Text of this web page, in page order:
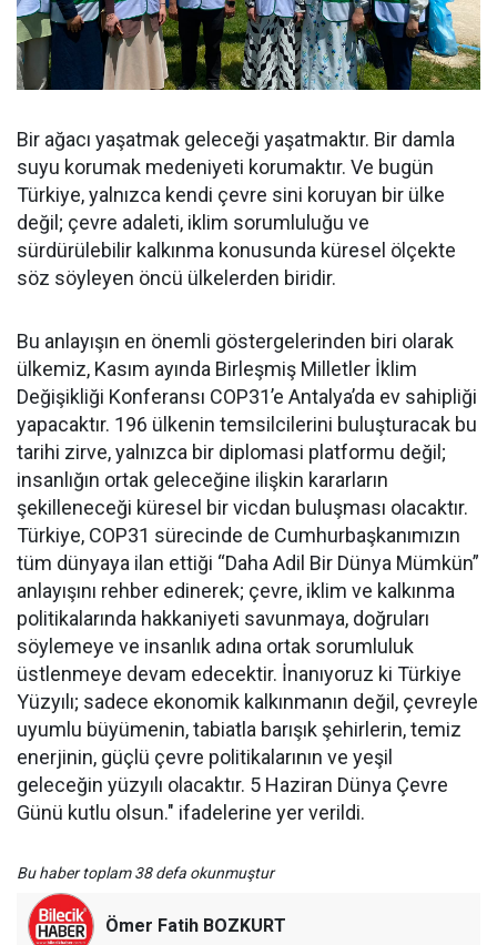
Bir ağacı yaşatmak geleceği yaşatmaktır. Bir damla
suyu korumak medeniyeti korumaktır. Ve bugün
Türkiye, yalnızca kendi çevre sini koruyan bir ülke
değil; çevre adaleti, iklim sorumluluğu ve
sürdürülebilir kalkınma konusunda küresel ölçekte
söz söyleyen öncü ülkelerden biridir.
Bu anlayışın en önemli göstergelerinden biri olarak
ülkemiz, Kasım ayında Birleşmiş Milletler İklim
Değişikliği Konferansı COP31’e Antalya’da ev sahipliği
yapacaktır. 196 ülkenin temsilcilerini buluşturacak bu
tarihi zirve, yalnızca bir diplomasi platformu değil;
insanlığın ortak geleceğine ilişkin kararların
şekilleneceği küresel bir vicdan buluşması olacaktır.
Türkiye, COP31 sürecinde de Cumhurbaşkanımızın
tüm dünyaya ilan ettiği “Daha Adil Bir Dünya Mümkün”
anlayışını rehber edinerek; çevre, iklim ve kalkınma
politikalarında hakkaniyeti savunmaya, doğruları
söylemeye ve insanlık adına ortak sorumluluk
üstlenmeye devam edecektir. İnanıyoruz ki Türkiye
Yüzyılı; sadece ekonomik kalkınmanın değil, çevreyle
uyumlu büyümenin, tabiatla barışık şehirlerin, temiz
enerjinin, güçlü çevre politikalarının ve yeşil
geleceğin yüzyılı olacaktır. 5 Haziran Dünya Çevre
Günü kutlu olsun." ifadelerine yer verildi.
Bu haber toplam 38 defa okunmuştur
Ömer Fatih BOZKURT